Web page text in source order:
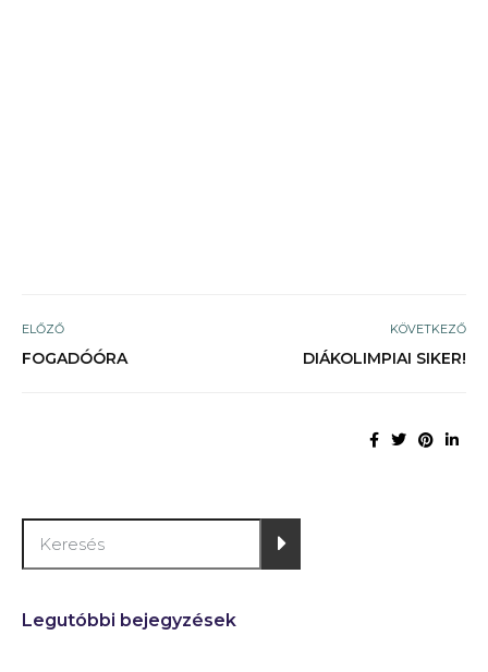
ELŐZŐ
FOGADÓÓRA
KÖVETKEZŐ
DIÁKOLIMPIAI SIKER!
Legutóbbi bejegyzések